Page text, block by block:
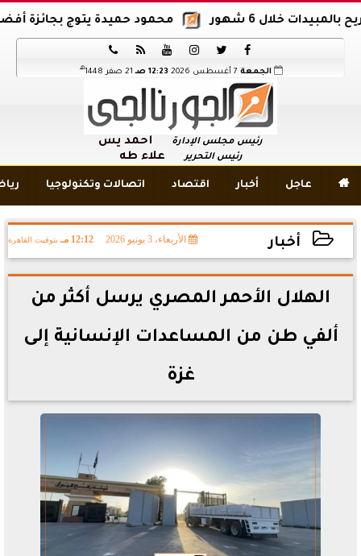
محمود حميدة يتوج بجائزة أفضل






الجمعة 12:23 صـ 21 صفر 1448 هـ
رئيس مجلس الإدارة أحمد يس
رئيس التحرير علاء طه
 عاجل أخبار اقتصاد اتصالات وتكنولوجيا
أخبار الأربعاء، 3 يونيو 2026 12:12 مـ بتوقيت القاهرة
2026-06-03 12:12:29
الهلال الأحمر المصري يرسل أكثر من
ألفي طن من المساعدات الإنسانية إلى
غزة